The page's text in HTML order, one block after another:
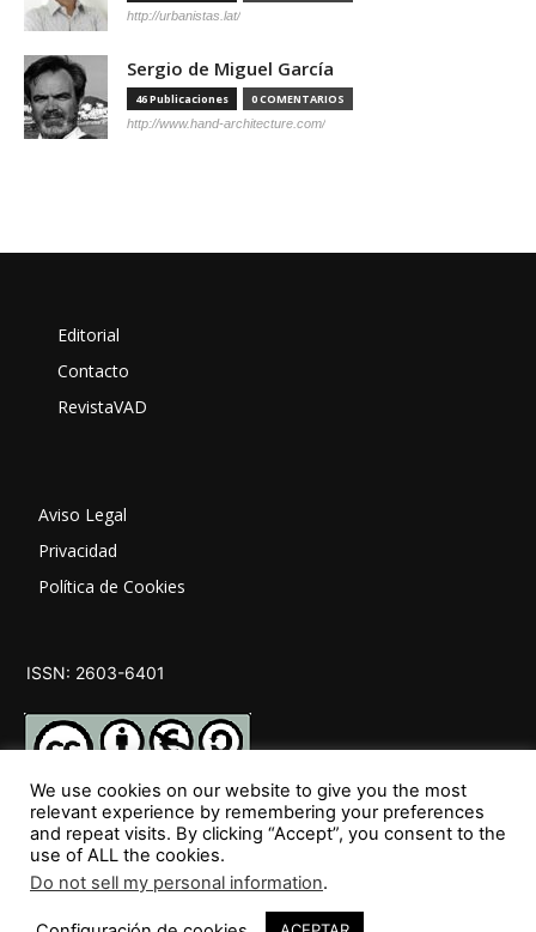
http://urbanistas.lat/
Sergio de Miguel García
46 Publicaciones 0 COMENTARIOS
http://www.hand-architecture.com/
Editorial
Contacto
RevistaVAD
Aviso Legal
Privacidad
Política de Cookies
ISSN: 2603-6401
SÍGUENOS
We use cookies on our website to give you the most
relevant experience by remembering your preferences
and repeat visits. By clicking “Accept”, you consent to the
use of ALL the cookies.
Do not sell my personal information.